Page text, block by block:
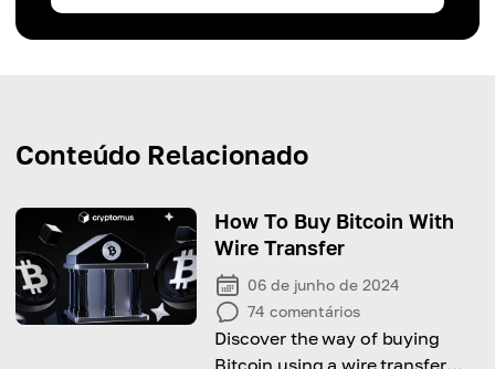
Conteúdo Relacionado
How To Buy Bitcoin With
Wire Transfer
06 de junho de 2024
74 comentários
Discover the way of buying